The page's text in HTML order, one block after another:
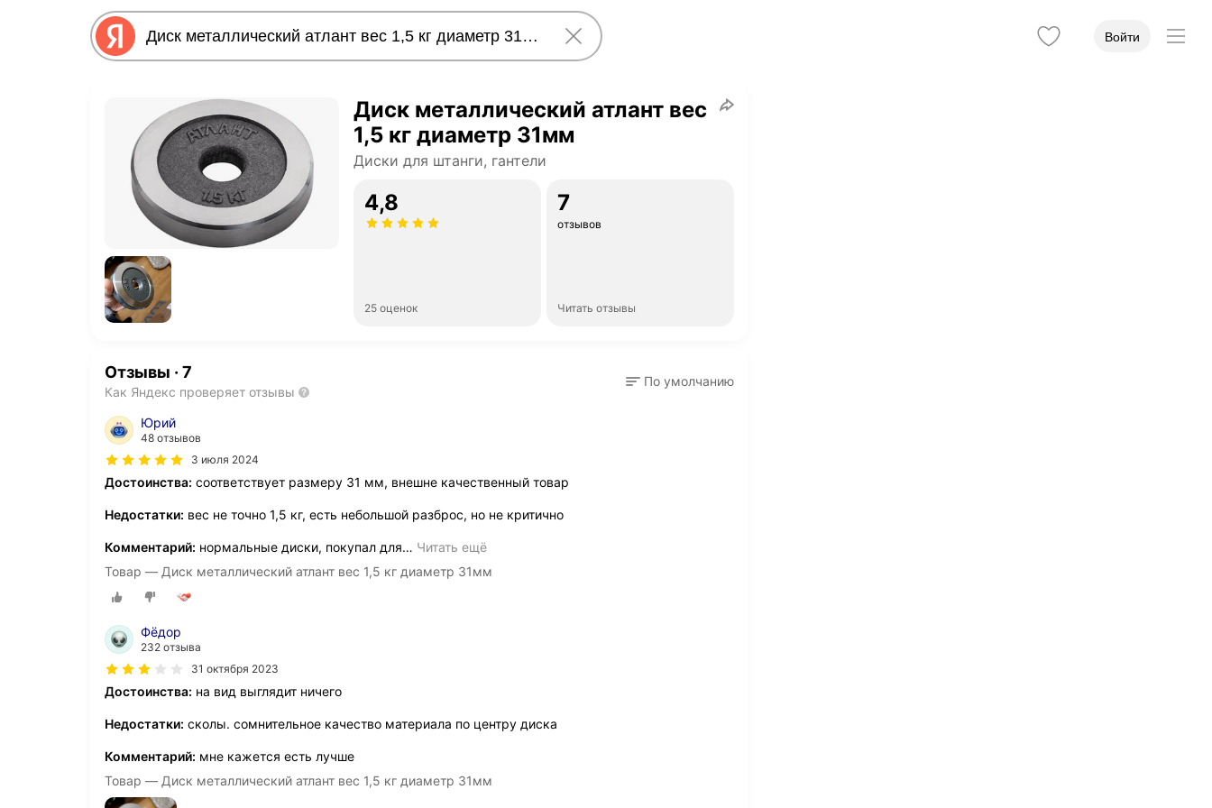
Войти
Диск металлический атлант вес
1,5 кг диаметр 31мм
Диски для штанги, гантели
4,8
25 оценок
7
отзывов
Читать отзывы
Отзывы · 7
Как Яндекс проверяет отзывы
По умолчанию
Юрий
48 отзывов
3 июля 2024
Достоинства: соответствует размеру 31 мм, внешне качественный товар
Недостатки: вес не точно 1,5 кг, есть небольшой разброс, но не критично
Комментарий: нормальные диски, покупал для… Читать ещё
Товар — Диск металлический атлант вес 1,5 кг диаметр 31мм
Фёдор
232 отзыва
31 октября 2023
Достоинства: на вид выглядит ничего
Недостатки: сколы. сомнительное качество материала по центру диска
Комментарий: мне кажется есть лучше
Товар — Диск металлический атлант вес 1,5 кг диаметр 31мм